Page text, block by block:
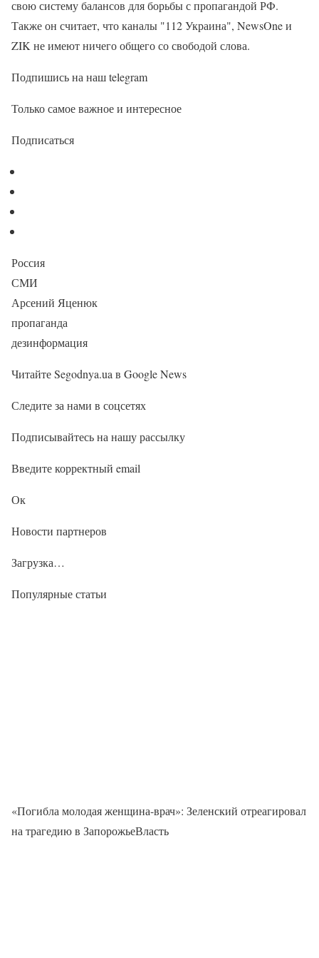
свою систему балансов для борьбы с пропагандой РФ.
Также он считает, что каналы "112 Украина", NewsOne и
ZIK не имеют ничего общего со свободой слова.
Подпишись на наш telegram
Только самое важное и интересное
Подписаться
Россия
СМИ
Арсений Яценюк
пропаганда
дезинформация
Читайте Segodnya.ua в Google News
Следите за нами в соцсетях
Подписывайтесь на нашу рассылку
Введите корректный email
Ок
Новости партнеров
Загрузка…
Популярные статьи
«Погибла молодая женщина-врач»: Зеленский отреагировал
на трагедию в ЗапорожьеВласть